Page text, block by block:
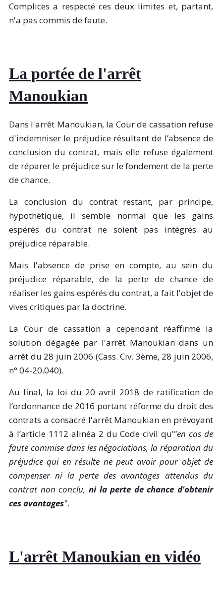
Complices a respecté ces deux limites et, partant,
n'a pas commis de faute.
La portée de l'arrêt
Manoukian
Dans l'arrêt Manoukian, la Cour de cassation refuse
d'indemniser le préjudice résultant de l’absence de
conclusion du contrat, mais elle refuse également
de réparer le préjudice sur le fondement de la perte
de chance.
La conclusion du contrat restant, par principe,
hypothétique, il semble normal que les gains
espérés du contrat ne soient pas intégrés au
préjudice réparable.
Mais l'absence de prise en compte, au sein du
préjudice réparable, de la perte de chance de
réaliser les gains espérés du contrat, a fait l'objet de
vives critiques par la doctrine.
La Cour de cassation a cependant réaffirmé la
solution dégagée par l'arrêt Manoukian dans un
arrêt du 28 juin 2006 (Cass. Civ. 3ème, 28 juin 2006,
n° 04-20.040).
Au final, la loi du 20 avril 2018 de ratification de
l’ordonnance de 2016 portant réforme du droit des
contrats a consacré l'arrêt Manoukian en prévoyant
à l’article 1112 alinéa 2 du Code civil qu’"en cas de
faute commise dans les négociations, la réparation du
préjudice qui en résulte ne peut avoir pour objet de
compenser ni la perte des avantages attendus du
contrat non conclu, ni la perte de chance d’obtenir
ces avantages".
L'arrêt Manoukian en vidéo